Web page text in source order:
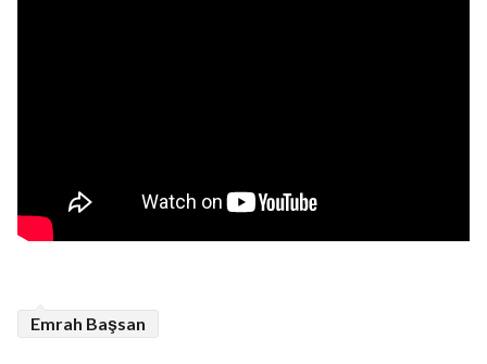
Emrah Başsan